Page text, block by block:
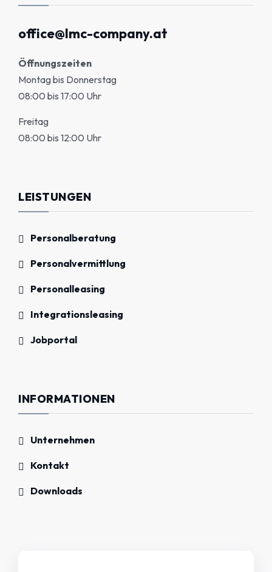
office@lmc-company.at
Öffnungszeiten
Montag bis Donnerstag
08:00 bis 17:00 Uhr
Freitag
08:00 bis 12:00 Uhr
LEISTUNGEN
Personalberatung
Personalvermittlung
Personalleasing
Integrationsleasing
Jobportal
INFORMATIONEN
Unternehmen
Kontakt
Downloads